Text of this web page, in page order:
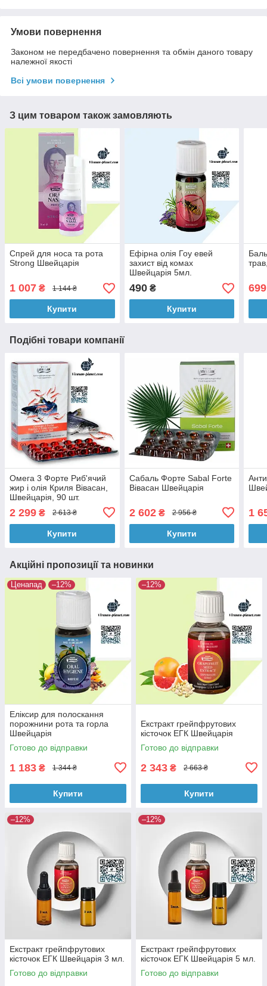
Умови повернення
Законом не передбачено повернення та обмін даного товару
належної якості
Всі умови повернення
З цим товаром також замовляють
Спрей для носа та рота
Strong Швейцарія
1 007 ₴ 1 144 ₴
Купити
Ефірна олія Гоу евей
захист від комах
Швейцарія 5мл.
490₴
Купити
699
Подібні товари компанії
Омега 3 Форте Риб'ячий
жир і олія Криля Вівасан,
Швейцарія, 90 шт.
2 299 ₴ 2 613 ₴
Купити
Сабаль Форте Sabal Forte
Вівасан Швейцарія
2 602₴ 2 956 ₴
Купити
1
Акційні пропозиції та новинки
Ценапад –12%
Еліксир для полоскання
порожнини рота та горла
Швейцарія
Готово до відправки
1 183 ₴ 1 344 ₴
Купити
–12%
Екстракт грейпфрутових
кісточок ЕГК Швейцарія
Готово до відправки
2 343 ₴ 2 663 ₴
Купити
–12%
Екстракт грейпфрутових
кісточок ЕГК Швейцарія 3 мл.
Готово до відправки
–12%
Екстракт грейпфрутових
кісточок ЕГК Швейцарія 5 мл.
Готово до відправки